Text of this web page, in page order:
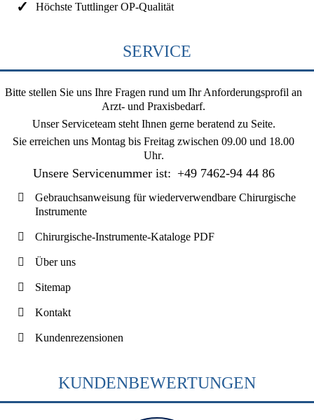
Höchste Tuttlinger OP-Qualität
SERVICE
Bitte stellen Sie uns Ihre Fragen rund um Ihr Anforderungsprofil an
Arzt- und Praxisbedarf.
Unser Serviceteam steht Ihnen gerne beratend zu Seite.
Sie erreichen uns Montag bis Freitag zwischen 09.00 und 18.00
Uhr.
Unsere Servicenummer ist: +49 7462-94 44 86
Gebrauchsanweisung für wiederverwendbare Chirurgische
Instrumente
Chirurgische-Instrumente-Kataloge PDF
Über uns
Sitemap
Kontakt
Kundenrezensionen
KUNDENBEWERTUNGEN